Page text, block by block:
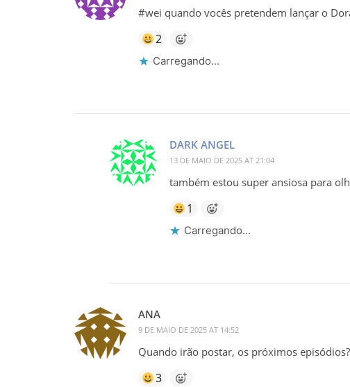
#wei quando vocês pretendem lançar o
2
Carregando...
DARK ANGEL
13 DE MAIO DE 2025 AT 21:04
também estou super ansiosa para
1
Carregando...
ANA
9 DE MAIO DE 2025 AT 14:52
Quando irão postar, os próximos
3